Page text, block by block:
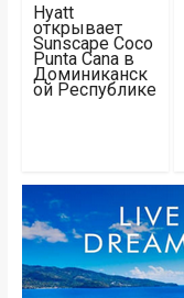
Hyatt
открывает
Sunscape Coco
Punta Cana в
Доминиканск
ой Республике